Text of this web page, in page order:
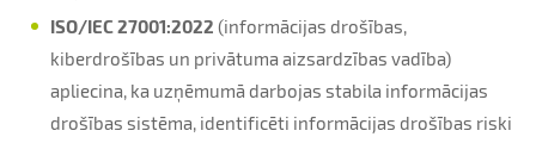
ISO/IEC 27001:2022 (informācijas drošības,
kiberdrošības un privātuma aizsardzības vadība)
apliecina, ka uzņēmumā darbojas stabila informācijas
drošības sistēma, identificēti informācijas drošības riski